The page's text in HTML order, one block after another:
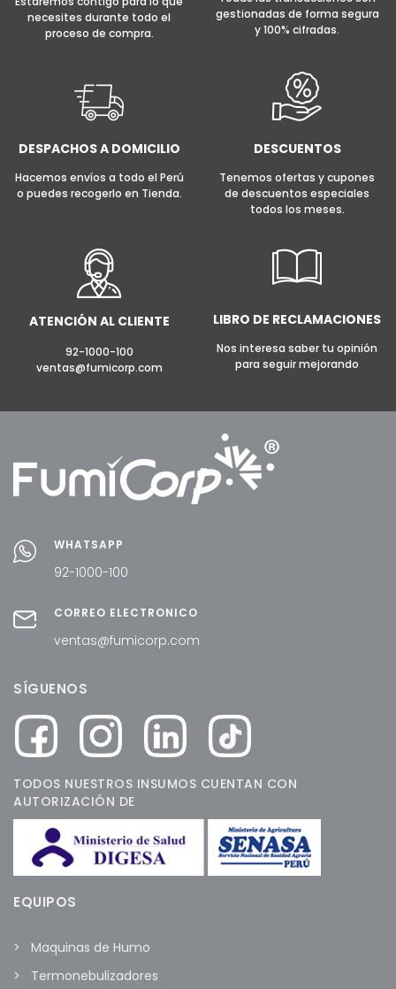
necesites durante todo el
proceso de compra.
gestionadas de forma segura
y 100% cifradas.
DESPACHOS A DOMICILIO
Hacemos envíos a todo el Perú
o puedes recogerlo en Tienda.
DESCUENTOS
Tenemos ofertas y cupones
de descuentos especiales
todos los meses.
ATENCIÓN AL CLIENTE
92-1000-100
ventas@fumicorp.com
LIBRO DE RECLAMACIONES
Nos interesa saber tu opinión
para seguir mejorando
WHATSAPP
92-1000-100
CORREO ELECTRÓNICO
ventas@fumicorp.com
SÍGUENOS
TODOS NUESTROS INSUMOS CUENTAN CON
AUTORIZACIÓN DE
EQUIPOS
Maquinas de Humo
Termonebulizadores